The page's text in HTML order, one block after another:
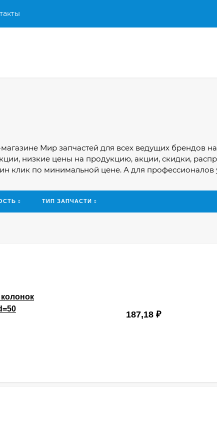
Мир запчастей для всех ведущих брендов
низкие цены на продукцию, акции, скидки,
клик по минимальной цене. А для профессионалов
ТИП ЗАПЧАСТИ
187,18 ₽